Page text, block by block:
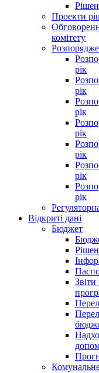
Проекти
комітету
рік
рік
рік
рік
рік
рік
рік
Відкриті дані
Бюджет